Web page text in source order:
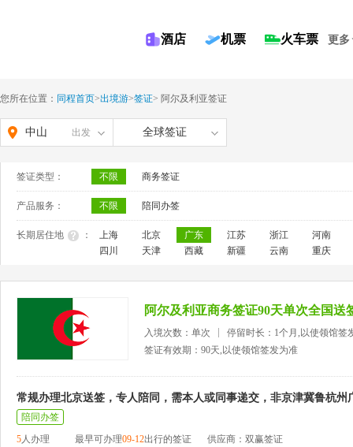
酒店 机票 火车票 更多
您所在位置： 同程首页>出境游>签证> 阿尔及利亚签证
中山 出发 全球签证
签证类型： 不限 商务签证
产品服务： 不限 陪同办签
长期居住地 ： 上海 北京 广东 江苏 浙江
河南
四川
天津 西藏 新疆 云南 重庆
阿尔及利亚商务签证90天单次全国送
入境次数：单次
停留时长：1个月,以使领馆签
签证有效期：90天,以使领馆签发为准
常规办理北京送签，专人陪同，需本人或同事递交，非京津冀鲁杭州
陪同办签
5人办理 最早可办理09-12出行的签证 供应商：双赢签证